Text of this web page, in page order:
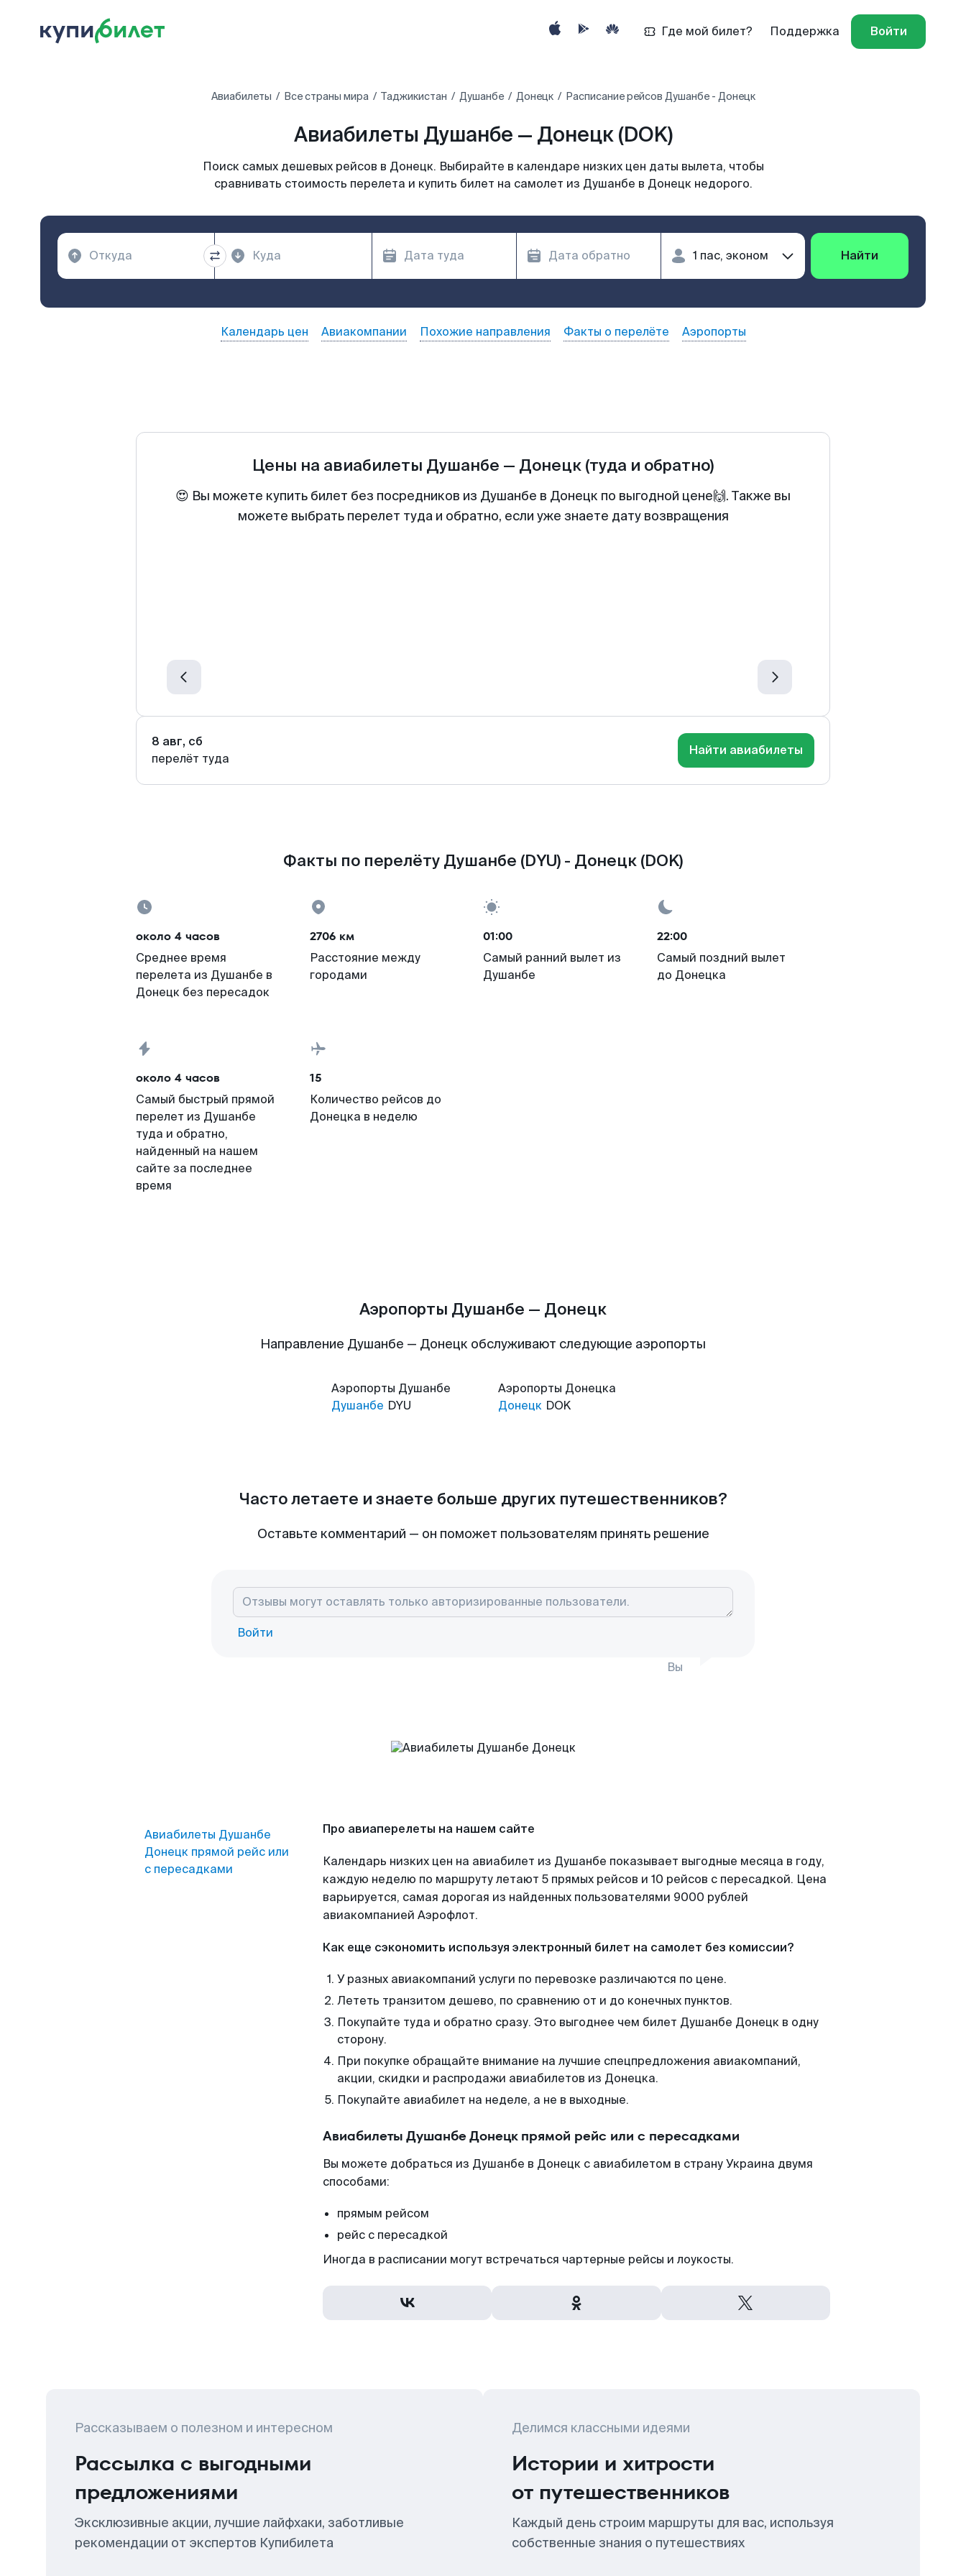
Где мой билет? Поддержка Войти
Авиабилеты Все страны мира Таджикистан Душанбе Донецк Расписание рейсов Душанбе - Донецк
Авиабилеты Душанбе — Донецк (DOK)
Поиск самых дешевых рейсов в Донецк. Выбирайте в календаре низких цен даты вылета, чтобы
сравнивать стоимость перелета и купить билет на самолет из Душанбе в Донецк недорого.
Найти
Календарь цен Авиакомпании Похожие направления Факты о перелёте Аэропорты
Цены на авиабилеты Душанбе — Донецк (туда и обратно)
😍 Вы можете купить билет без посредников из Душанбе в Донецк по выгодной цене🙌. Также вы
можете выбрать перелет туда и обратно, если уже знаете дату возвращения
8 авг, сб
перелёт туда
Найти авиабилеты
Факты по перелёту Душанбе (DYU) - Донецк (DOK)
около 4 часов
Среднее время
перелета из Душанбе в
Донецк без пересадок
2706 км
Расстояние между
городами
01:00
Самый ранний вылет из
Душанбе
22:00
Самый поздний вылет
до Донецка
около 4 часов
Самый быстрый прямой
перелет из Душанбе
туда и обратно,
найденный на нашем
сайте за последнее
время
15
Количество рейсов до
Донецка в неделю
Аэропорты Душанбе — Донецк
Направление Душанбе — Донецк обслуживают следующие аэропорты
Аэропорты Душанбе
Душанбе DYU
Аэропорты Донецка
Донецк DOK
Часто летаете и знаете больше других путешественников?
Оставьте комментарий — он поможет пользователям принять решение
Войти
Вы
Авиабилеты Душанбе
Донецк прямой рейс или
с пересадками
Про авиаперелеты на нашем сайте
Календарь низких цен на авиабилет из Душанбе показывает выгодные месяца в году,
каждую неделю по маршруту летают 5 прямых рейсов и 10 рейсов с пересадкой. Цена
варьируется, самая дорогая из найденных пользователями 9000 рублей
авиакомпанией Аэрофлот.
Как еще сэкономить используя электронный билет на самолет без комиссии?
У разных авиакомпаний услуги по перевозке различаются по цене.
Лететь транзитом дешево, по сравнению от и до конечных пунктов.
Покупайте туда и обратно сразу. Это выгоднее чем билет Душанбе Донецк в одну
сторону.
При покупке обращайте внимание на лучшие спецпредложения авиакомпаний,
акции, скидки и распродажи авиабилетов из Донецка.
Покупайте авиабилет на неделе, а не в выходные.
Авиабилеты Душанбе Донецк прямой рейс или с пересадками
Вы можете добраться из Душанбе в Донецк с авиабилетом в страну Украина двумя
способами:
прямым рейсом
рейс с пересадкой
Иногда в расписании могут встречаться чартерные рейсы и лоукосты.
Рассказываем о полезном и интересном
Рассылка с выгодными
предложениями
Эксклюзивные акции, лучшие лайфхаки, заботливые
рекомендации от экспертов Купибилета
Делимся классными идеями
Истории и хитрости
от путешественников
Каждый день строим маршруты для вас, используя
собственные знания о путешествиях